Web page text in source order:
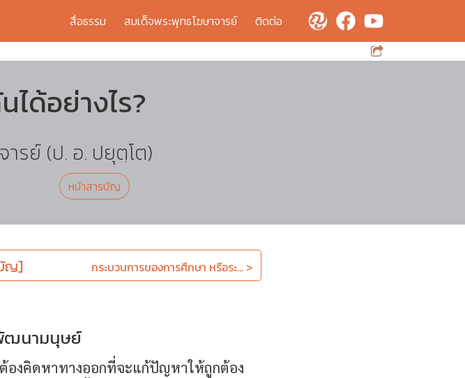
สื่อธรรม สมเด็จพระพุทธโฆษาจารย์
ติดต่อ
ด้อย่างไร?
ารย์ (ป. อ. ปยุตฺโต)
หน้าสารบัญ
ญ] กระบวนการของการศึกษา หรือระ... >
ฒนามนุษย์
งคิดหาทางออกที่จะแก้ปัญหาให้ถูกต้อง